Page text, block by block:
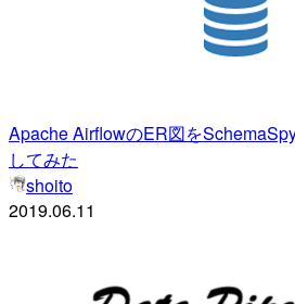
Apache AirflowのER図を
してみた
shoito
2019.06.11